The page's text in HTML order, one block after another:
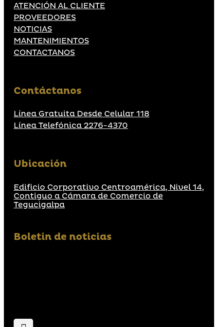
ATENCIÓN AL CLIENTE
PROVEEDORES
NOTICIAS
MANTENIMIENTOS
CONTACTANOS
Contáctanos
Línea Gratuita Desde Celular 118
Línea Telefónica 2276-4370
Ubicación
Edificio Corporativo Centroamérica, Nivel 14,
Contiguo a Cámara de Comercio de
Tegucigalpa
Boletin de noticias